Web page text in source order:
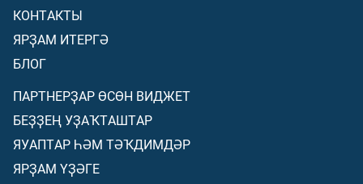
КОНТАКТЫ
ЯРҘАМ ИТЕРГӘ
БЛОГ
ПАРТНЕРҘАР ӨСӨН ВИДЖЕТ
БЕҘҘЕҢ УҘАҠТАШТАР
ЯУАПТАР ҺӘМ ТӘҠДИМДӘР
ЯРҘАМ ҮҘӘГЕ